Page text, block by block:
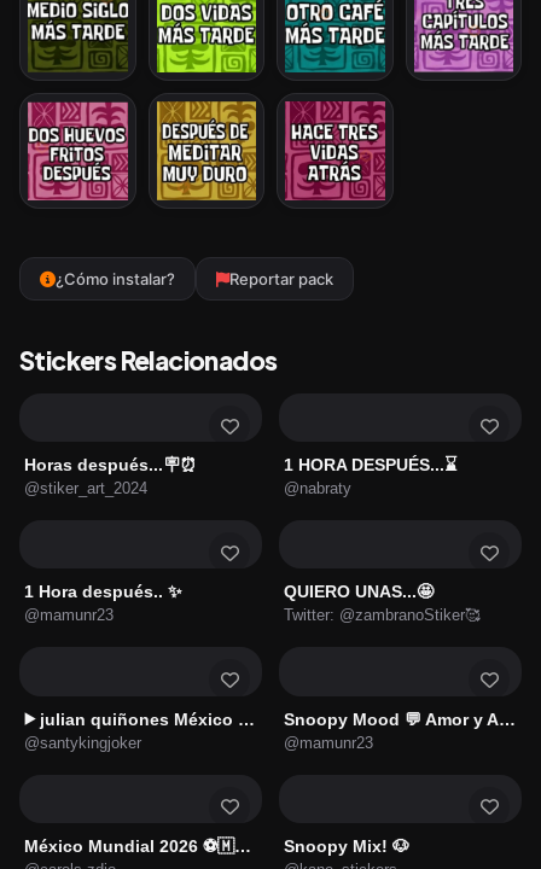
¿Cómo instalar? Reportar pack
Stickers Relacionados
Horas después...🪧⏰
@stiker_art_2024
1 HORA DESPUÉS...⌛
@nabraty
1 Hora después.. ✨
@mamunr23
QUIERO UNAS...🤩
Twitter: @zambranoStiker🥰
▶️ julian quiñones México 🇲🇽
@santykingjoker
Snoopy Mood 💬 Amor y Amistad 🐾
@mamunr23
México Mundial 2026 ⚽🇲🇽🥅 Snoopy Mix! 🐶